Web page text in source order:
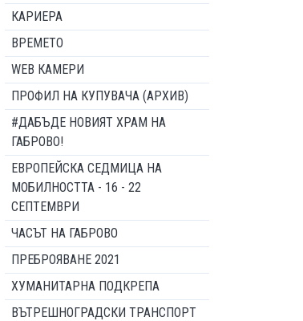
КАРИЕРА
ВРЕМЕТО
WEB КАМЕРИ
ПРОФИЛ НА КУПУВАЧА (АРХИВ)
#ДАБЪДЕ НОВИЯТ ХРАМ НА
ГАБРОВО!
ЕВРОПЕЙСКА СЕДМИЦА НА
МОБИЛНОСТТА - 16 - 22
СЕПТЕМВРИ
ЧАСЪТ НА ГАБРОВО
ПРЕБРОЯВАНЕ 2021
ХУМАНИТАРНА ПОДКРЕПА
ВЪТРЕШНОГРАДСКИ ТРАНСПОРТ